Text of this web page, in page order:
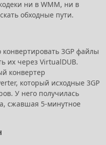
ни в WMM, ни в
обходные пути.
3GP файлы
их через VirtualDUB.
конвертер
который исходные 3GP
У него получилась
сжавшая 5-минутное